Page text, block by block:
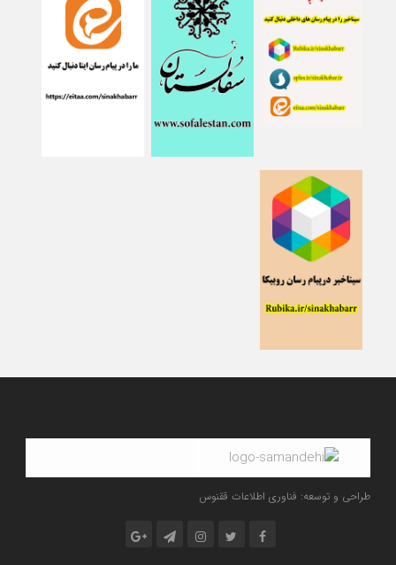
طراحی و توسعه: فناوری اطلاعات ققنوس